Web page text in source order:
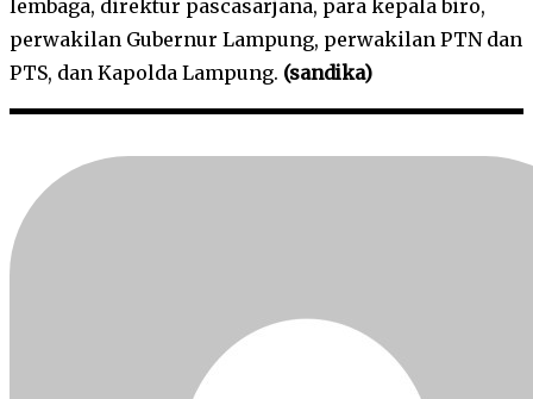
lembaga, direktur pascasarjana, para kepala biro,
perwakilan Gubernur Lampung, perwakilan PTN dan
PTS, dan Kapolda Lampung. (sandika)